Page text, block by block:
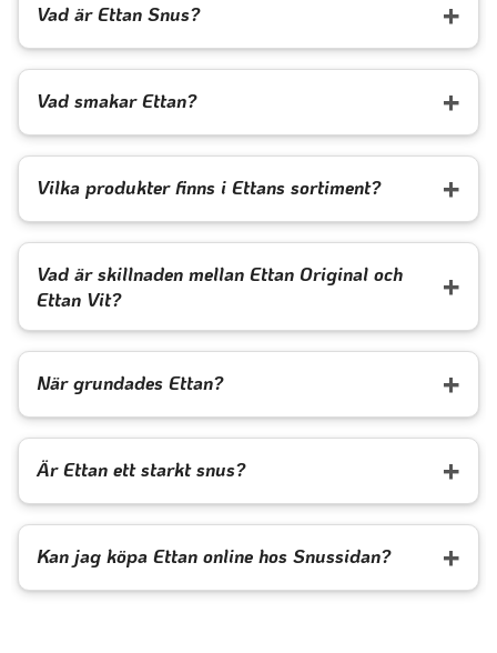
Vad är Ettan Snus?
Vad smakar Ettan?
Vilka produkter finns i Ettans sortiment?
Vad är skillnaden mellan Ettan Original och
Ettan Vit?
När grundades Ettan?
Är Ettan ett starkt snus?
Kan jag köpa Ettan online hos Snussidan?